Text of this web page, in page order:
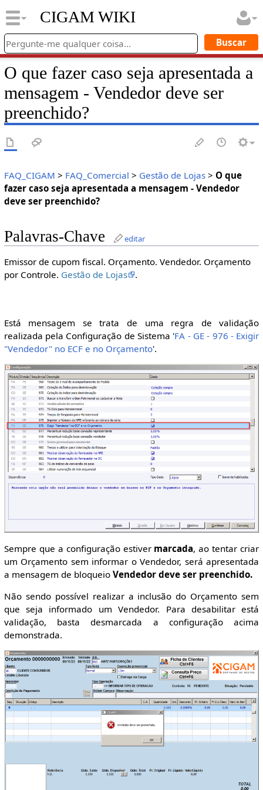
CIGAM WIKI
O que fazer caso seja apresentada a
mensagem - Vendedor deve ser
preenchido?
FAQ_CIGAM > FAQ_Comercial > Gestão de Lojas> O que
fazer caso seja apresentada a mensagem - Vendedor
deve ser preenchido?
Palavras-Chave editar
Emissor de cupom fiscal. Orçamento. Vendedor. Orçamento
por Controle. Gestão de Lojas .
Está mensagem se trata de uma regra de validação
realizada pela Configuração de Sistema 'FA - GE - 976 - Exigir
"Vendedor" no ECF e no Orçamento'.
Sempre que a configuração estiver marcada, ao tentar criar
um Orçamento sem informar o Vendedor, será apresentada
a mensagem de bloqueio Vendedor deve ser preenchido.
Não sendo possível realizar a inclusão do Orçamento sem
que seja informado um Vendedor. Para desabilitar está
validação, basta desmarcada a configuração acima
demonstrada.